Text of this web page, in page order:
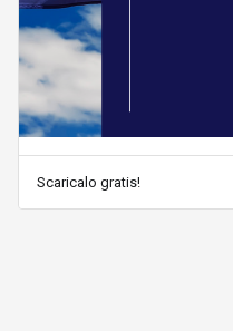
Scaricalo gratis!